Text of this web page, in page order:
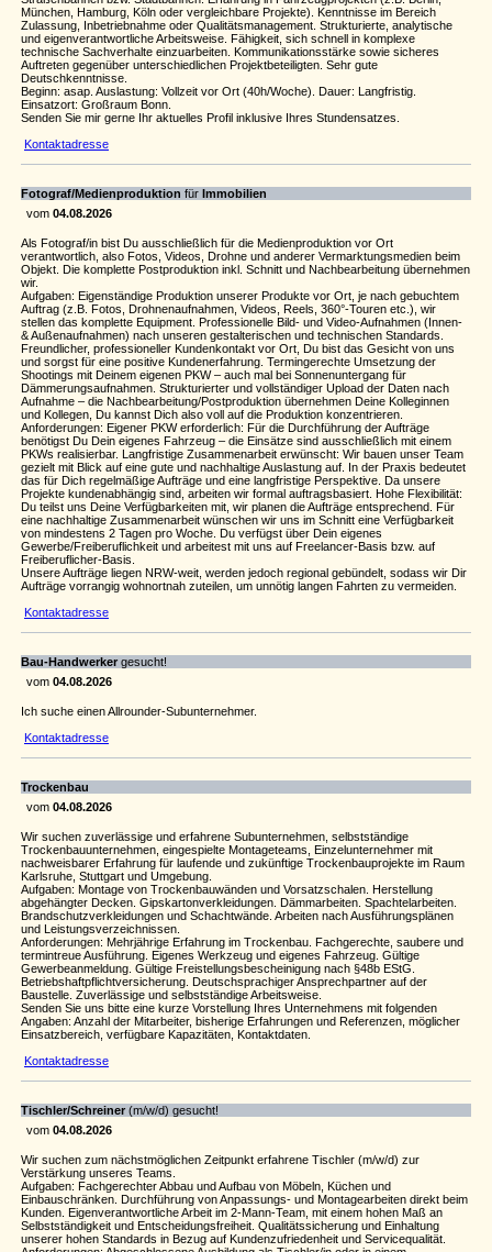
München, Hamburg, Köln oder vergleichbare Projekte). Kenntnisse im Bereich
Zulassung, Inbetriebnahme oder Qualitätsmanagement. Strukturierte, analytische
und eigenverantwortliche Arbeitsweise. Fähigkeit, sich schnell in komplexe
technische Sachverhalte einzuarbeiten. Kommunikationsstärke sowie sicheres
Auftreten gegenüber unterschiedlichen Projektbeteiligten. Sehr gute
Deutschkenntnisse.
Beginn: asap. Auslastung: Vollzeit vor Ort (40h/Woche). Dauer: Langfristig.
Einsatzort: Großraum Bonn.
Senden Sie mir gerne Ihr aktuelles Profil inklusive Ihres Stundensatzes.
Kontaktadresse
Fotograf/Medienproduktion für Immobilien
vom 04.08.2026
Als Fotograf/in bist Du ausschließlich für die Medienproduktion vor Ort
verantwortlich, also Fotos, Videos, Drohne und anderer Vermarktungsmedien beim
Objekt. Die komplette Postproduktion inkl. Schnitt und Nachbearbeitung übernehmen
wir.
Aufgaben: Eigenständige Produktion unserer Produkte vor Ort, je nach gebuchtem
Auftrag (z.B. Fotos, Drohnenaufnahmen, Videos, Reels, 360°-Touren etc.), wir
stellen das komplette Equipment. Professionelle Bild- und Video-Aufnahmen (Innen-
& Außenaufnahmen) nach unseren gestalterischen und technischen Standards.
Freundlicher, professioneller Kundenkontakt vor Ort, Du bist das Gesicht von uns
und sorgst für eine positive Kundenerfahrung. Termingerechte Umsetzung der
Shootings mit Deinem eigenen PKW – auch mal bei Sonnenuntergang für
Dämmerungsaufnahmen. Strukturierter und vollständiger Upload der Daten nach
Aufnahme – die Nachbearbeitung/Postproduktion übernehmen Deine Kolleginnen
und Kollegen, Du kannst Dich also voll auf die Produktion konzentrieren.
Anforderungen: Eigener PKW erforderlich: Für die Durchführung der Aufträge
benötigst Du Dein eigenes Fahrzeug – die Einsätze sind ausschließlich mit einem
PKWs realisierbar. Langfristige Zusammenarbeit erwünscht: Wir bauen unser Team
gezielt mit Blick auf eine gute und nachhaltige Auslastung auf. In der Praxis bedeutet
das für Dich regelmäßige Aufträge und eine langfristige Perspektive. Da unsere
Projekte kundenabhängig sind, arbeiten wir formal auftragsbasiert. Hohe Flexibilität:
Du teilst uns Deine Verfügbarkeiten mit, wir planen die Aufträge entsprechend. Für
eine nachhaltige Zusammenarbeit wünschen wir uns im Schnitt eine Verfügbarkeit
von mindestens 2 Tagen pro Woche. Du verfügst über Dein eigenes
Gewerbe/Freiberuflichkeit und arbeitest mit uns auf Freelancer-Basis bzw. auf
Freiberuflicher-Basis.
Unsere Aufträge liegen NRW-weit, werden jedoch regional gebündelt, sodass wir Dir
Aufträge vorrangig wohnortnah zuteilen, um unnötig langen Fahrten zu vermeiden.
Kontaktadresse
Bau-Handwerker gesucht!
vom 04.08.2026
Ich suche einen Allrounder-Subunternehmer.
Kontaktadresse
Trockenbau
vom 04.08.2026
Wir suchen zuverlässige und erfahrene Subunternehmen, selbstständige
Trockenbauunternehmen, eingespielte Montageteams, Einzelunternehmer mit
nachweisbarer Erfahrung für laufende und zukünftige Trockenbauprojekte im Raum
Karlsruhe, Stuttgart und Umgebung.
Aufgaben: Montage von Trockenbauwänden und Vorsatzschalen. Herstellung
abgehängter Decken. Gipskartonverkleidungen. Dämmarbeiten. Spachtelarbeiten.
Brandschutzverkleidungen und Schachtwände. Arbeiten nach Ausführungsplänen
und Leistungsverzeichnissen.
Anforderungen: Mehrjährige Erfahrung im Trockenbau. Fachgerechte, saubere und
termintreue Ausführung. Eigenes Werkzeug und eigenes Fahrzeug. Gültige
Gewerbeanmeldung. Gültige Freistellungsbescheinigung nach §48b EStG.
Betriebshaftpflichtversicherung. Deutschsprachiger Ansprechpartner auf der
Baustelle. Zuverlässige und selbstständige Arbeitsweise.
Senden Sie uns bitte eine kurze Vorstellung Ihres Unternehmens mit folgenden
Angaben: Anzahl der Mitarbeiter, bisherige Erfahrungen und Referenzen, möglicher
Einsatzbereich, verfügbare Kapazitäten, Kontaktdaten.
Kontaktadresse
Tischler/Schreiner (m/w/d) gesucht!
vom 04.08.2026
Wir suchen zum nächstmöglichen Zeitpunkt erfahrene Tischler (m/w/d) zur
Verstärkung unseres Teams.
Aufgaben: Fachgerechter Abbau und Aufbau von Möbeln, Küchen und
Einbauschränken. Durchführung von Anpassungs- und Montagearbeiten direkt beim
Kunden. Eigenverantwortliche Arbeit im 2-Mann-Team, mit einem hohen Maß an
Selbstständigkeit und Entscheidungsfreiheit. Qualitätssicherung und Einhaltung
unserer hohen Standards in Bezug auf Kundenzufriedenheit und Servicequalität.